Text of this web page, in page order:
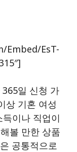
embed/esT-
365일 신청 가
상 기혼 여성
이나 직업이
볼 만한 상품
공통적으로